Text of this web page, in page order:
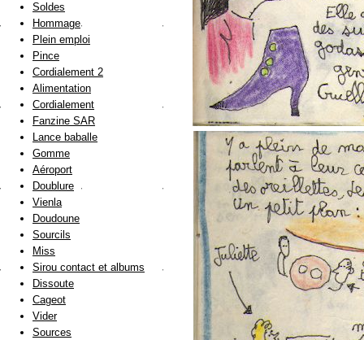
Soldes
Hommage
Plein emploi
Pince
Cordialement 2
Alimentation
Cordialement
Fanzine SAR
Lance baballe
Gomme
Aéroport
Doublure
Vienla
Doudoune
Sourcils
Miss
Sirou contact et albums
Dissoute
Cageot
Vider
Sources